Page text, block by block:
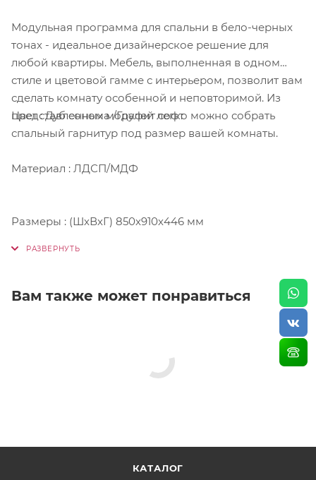
Модульная программа для спальни в бело-черных
тонах - идеальное дизайнерское решение для
любой квартиры. Мебель, выполненная в одном
стиле и цветовой гамме с интерьером, позволит вам
сделать комнату особенной и неповторимой. Из
представленных модулей легко можно собрать
спальный гарнитур под размер вашей комнаты.
Цвет : Дуб сонома /Графит софт
Материал : ЛДСП/МДФ
Размеры : (ШхВхГ) 850х910х446 мм
Вам также может понравиться
КАТАЛОГ